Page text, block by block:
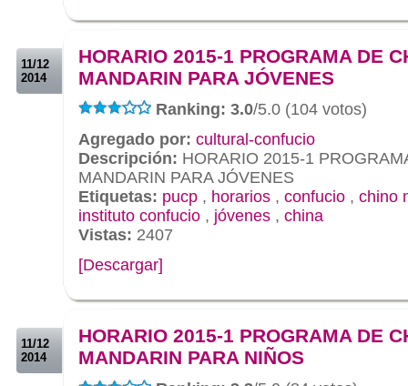
11/12
2014
HORARIO 2015-1 PROGRAMA DE
MANDARIN PARA JÓVENES
Ranking: 3.0/5.0 (104 votos)
Agregado por: cultural-confucio
Descripción: HORARIO 2015-1
MANDARIN PARA JÓVENES
Etiquetas: pucp , horarios , confucio , chino
instituto confucio , jóvenes , china
Vistas: 2407
[Descargar]
11/12
2014
HORARIO 2015-1 PROGRAMA DE
MANDARIN PARA NIÑOS